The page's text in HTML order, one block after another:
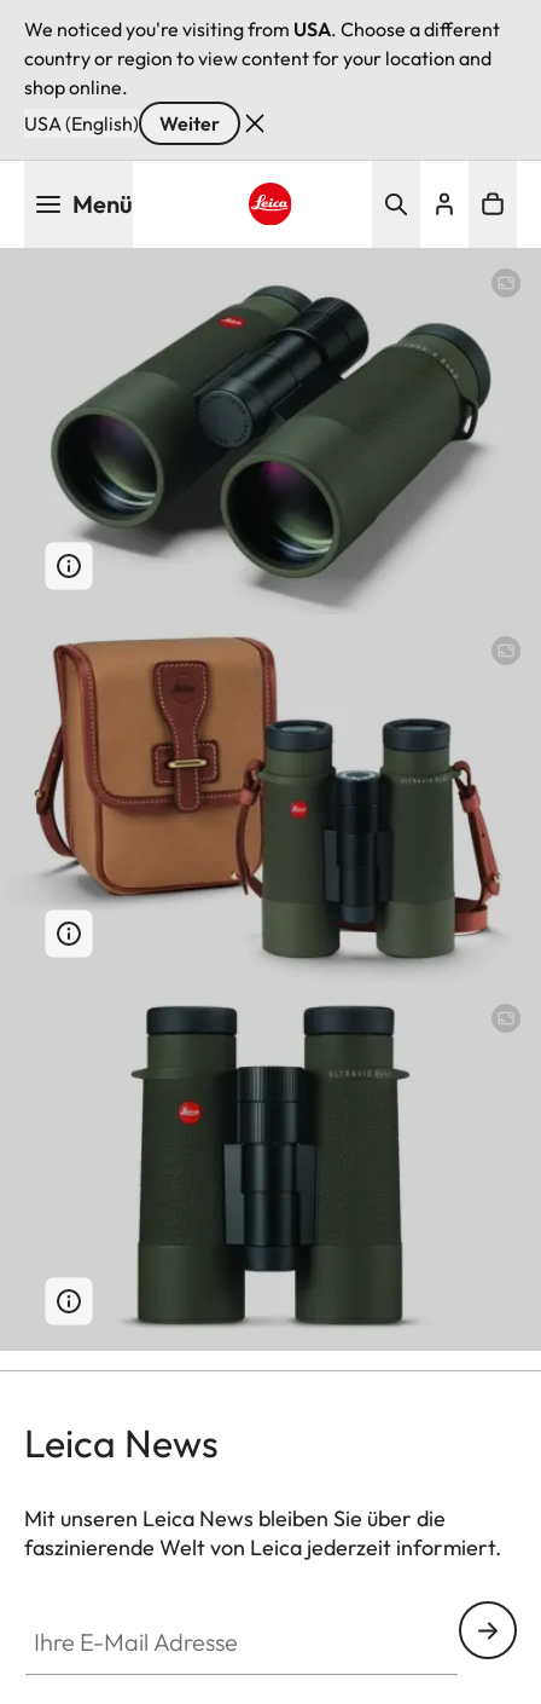
We noticed you're visiting from USA. Choose a different
country or region to view content for your location and
shop online.
USA (English)
Weiter
Menü
Leica News
Mit unseren Leica News bleiben Sie über die
faszinierende Welt von Leica jederzeit informiert.